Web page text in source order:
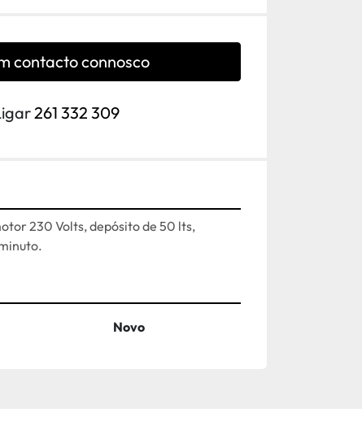
contacto connosco
261 332 309
230 Volts, depósito de 50 lts,
Novo